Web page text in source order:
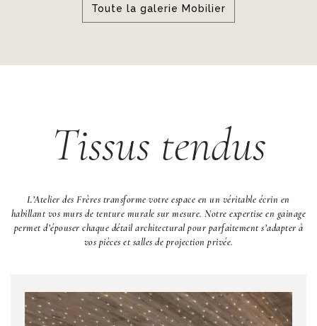
Toute la galerie Mobilier
Tissus tendus
L’Atelier des Frères transforme votre espace en un véritable écrin en
habillant vos murs de tenture murale sur mesure. Notre expertise en gainage
permet d’épouser chaque détail architectural pour parfaitement s’adapter à
vos pièces et salles de projection privée.